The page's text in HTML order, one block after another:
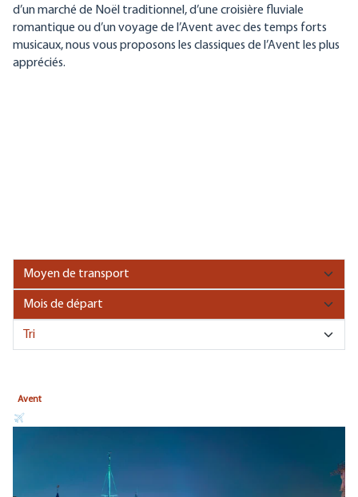
d’un marché de Noël traditionnel, d’une croisière fluviale
romantique ou d’un voyage de l’Avent avec des temps forts
musicaux, nous vous proposons les classiques de l’Avent les plus
appréciés.
Avent